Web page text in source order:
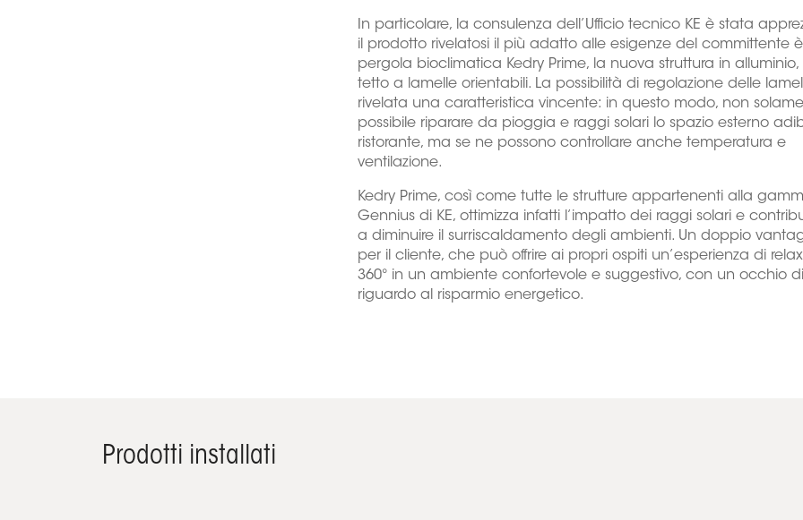
In particolare, la consulenza dell’Ufficio tecnico KE è stata
il prodotto rivelatosi il più adatto alle esigenze del committente
pergola bioclimatica Kedry Prime, la nuova struttura in alluminio,
tetto a lamelle orientabili. La possibilità di regolazione delle
rivelata una caratteristica vincente: in questo modo, non
possibile riparare da pioggia e raggi solari lo spazio esterno
ristorante, ma se ne possono controllare anche temperatura e
ventilazione.
Kedry Prime, così come tutte le strutture appartenenti alla
Gennius di KE, ottimizza infatti l’impatto dei raggi solari e
a diminuire il surriscaldamento degli ambienti. Un doppio
per il cliente, che può offrire ai propri ospiti un’esperienza di
360° in un ambiente confortevole e suggestivo, con un occhio di
riguardo al risparmio energetico.
Prodotti installati